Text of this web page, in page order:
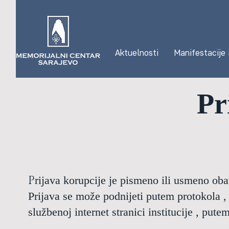
Aktuelnosti Manifestacije
Prijava korupcije je pismeno ili usmeno
Prijava se može podnijeti putem protokola
službenoj internet stranici institucije ,